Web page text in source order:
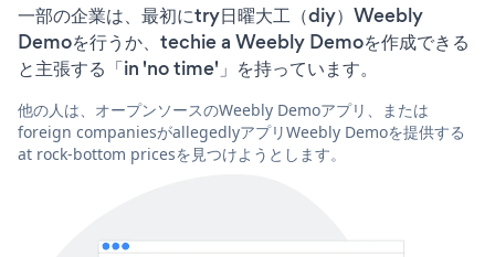
一部の企業は、最初にtry日曜大工（diy）Weebly
Demoを行うか、techie a Weebly Demoを作成できる
と主張する「in 'no time'」を持っています。
他の人は、オープンソースのWeebly Demoアプリ、または
foreign companiesがallegedlyアプリWeebly Demoを提供する
at rock-bottom pricesを見つけようとします。